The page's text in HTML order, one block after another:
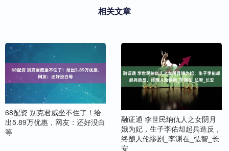
相关文章
68配资 别克君威坐不住了！给
出5.89万优惠，网友：还好没白
等
融证通 李世民纳仇人之女阴月
娥为妃，生子李佑却起兵造反，
终酿人伦惨剧_李渊在_弘智_长
安